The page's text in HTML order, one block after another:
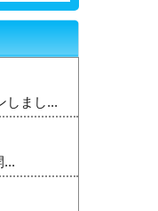
しまし...
...